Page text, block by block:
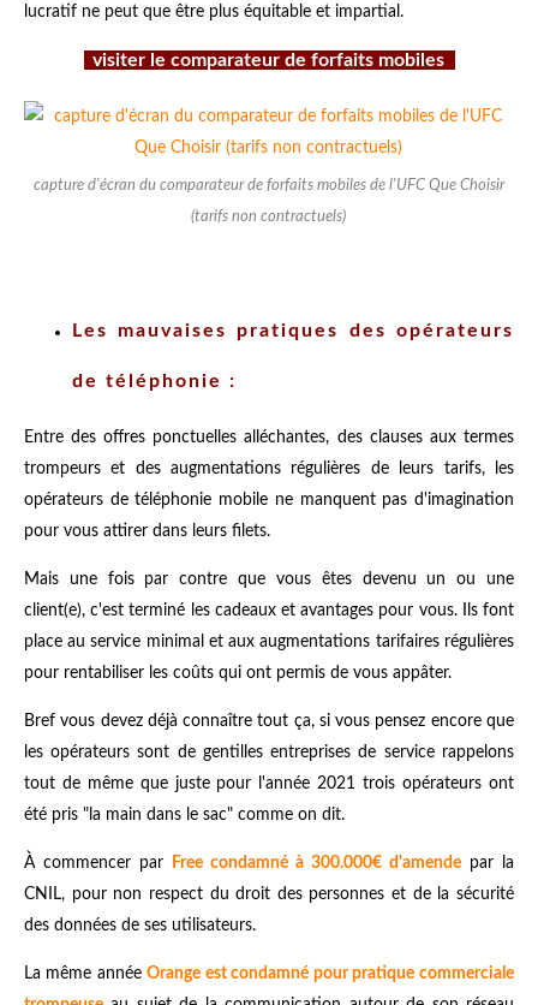
lucratif ne peut que être plus équitable et impartial.
visiter le comparateur de forfaits mobiles
capture d'écran du comparateur de forfaits mobiles de l'UFC Que Choisir
(tarifs non contractuels)
Les mauvaises pratiques des opérateurs
de téléphonie :
Entre des offres ponctuelles alléchantes, des clauses aux termes
trompeurs et des augmentations régulières de leurs tarifs, les
opérateurs de téléphonie mobile ne manquent pas d'imagination
pour vous attirer dans leurs filets.
Mais une fois par contre que vous êtes devenu un ou une
client(e), c'est terminé les cadeaux et avantages pour vous. Ils font
place au service minimal et aux augmentations tarifaires régulières
pour rentabiliser les coûts qui ont permis de vous appâter.
Bref vous devez déjà connaître tout ça, si vous pensez encore que
les opérateurs sont de gentilles entreprises de service rappelons
tout de même que juste pour l'année 2021 trois opérateurs ont
été pris "la main dans le sac" comme on dit.
À commencer par Free condamné à 300.000€ d'amende par la
CNIL, pour non respect du droit des personnes et de la sécurité
des données de ses utilisateurs.
La même annéeOrange est condamné pour pratique commerciale